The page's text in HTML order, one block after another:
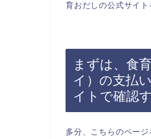
育おだしの公式サイト
まずは、食
イ）の支払
イトで確認
多分、こちらのペー